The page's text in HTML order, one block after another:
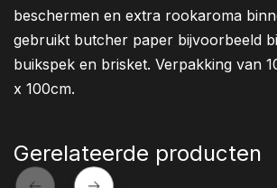
beschermen en extra rookaroma
gebruikt butcher paper bijvoorbeeld
buikspek en brisket. Verpakking van
x 100cm.
Gerelateerde producten